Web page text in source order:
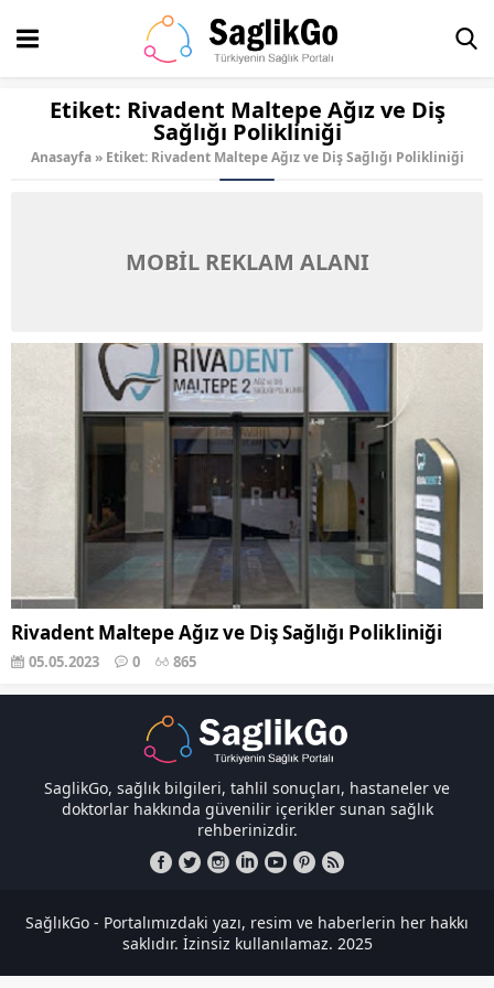
Etiket: Rivadent Maltepe Ağız ve Diş
Sağlığı Polikliniği
Anasayfa » Etiket: Rivadent Maltepe Ağız ve Diş Sağlığı Polikliniği
MOBİL REKLAM ALANI
Rivadent Maltepe Ağız ve Diş Sağlığı Polikliniği
05.05.2023 0 865
SaglikGo, sağlık bilgileri, tahlil sonuçları, hastaneler ve
doktorlar hakkında güvenilir içerikler sunan sağlık
rehberinizdir.
SağlıkGo - Portalımızdaki yazı, resim ve haberlerin her hakkı
saklıdır. İzinsiz kullanılamaz. 2025